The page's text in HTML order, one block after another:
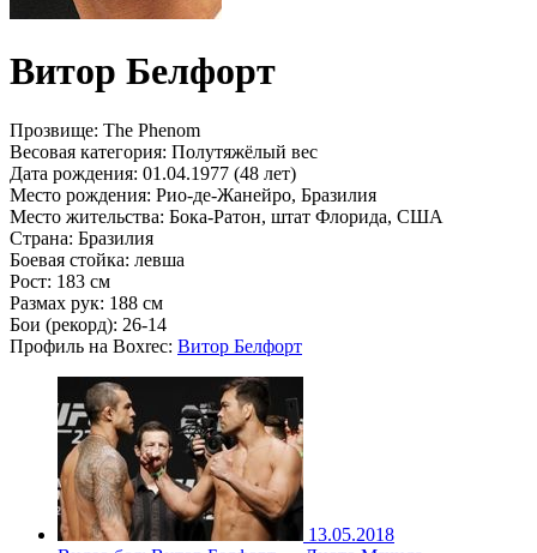
Витор Белфорт
Прозвище: The Phenom
Весовая категория: Полутяжёлый вес
Дата рождения: 01.04.1977 (48 лет)
Место рождения: Рио-де-Жанейро, Бразилия
Место жительства: Бока-Ратон, штат Флорида, США
Страна: Бразилия
Боевая стойка: левша
Рост: 183 см
Размах рук: 188 см
Бои (рекорд): 26-14
Профиль на Boxrec: Витор Белфорт
13.05.2018